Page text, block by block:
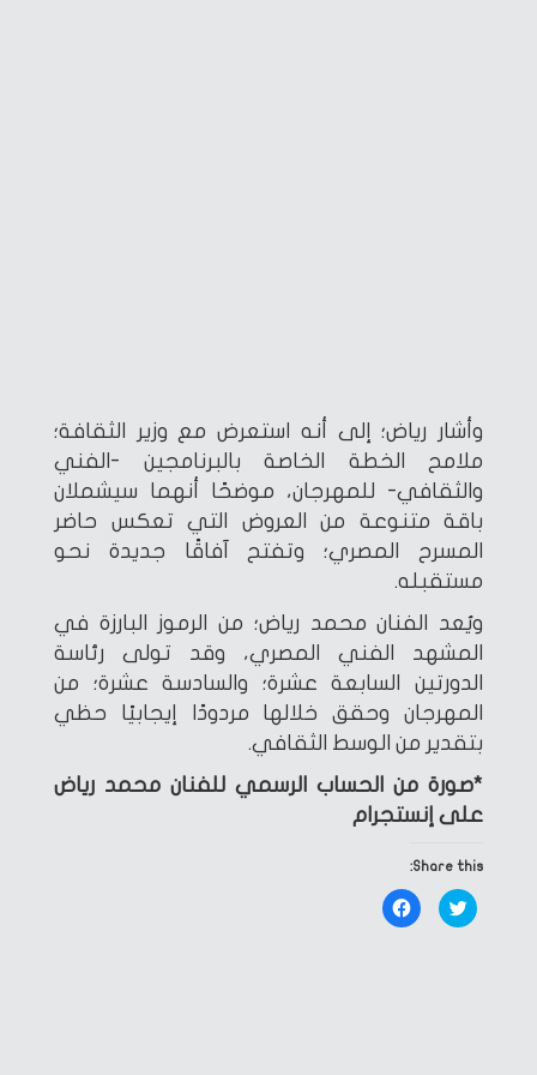
وأشار رياض؛ إلى أنه استعرض مع وزير الثقافة؛
ملامح الخطة الخاصة بالبرنامجين -الفني
والثقافي- للمهرجان، موضحًا أنهما سيشملان
باقة متنوعة من العروض التي تعكس حاضر
المسرح المصري؛ وتفتح آفاقًا جديدة نحو
مستقبله.
ويُعد الفنان محمد رياض؛ من الرموز البارزة في
المشهد الفني المصري، وقد تولى رئاسة
الدورتين السابعة عشرة؛ والسادسة عشرة؛ من
المهرجان وحقق خلالها مردودًا إيجابيًا حظي
بتقدير من الوسط الثقافي.
*صورة من الحساب الرسمي للفنان محمد رياض
على إنستجرام
Share this:
Click
to
share
Click
to